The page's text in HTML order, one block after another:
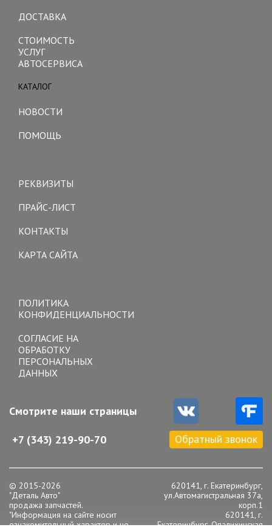
ДОСТАВКА
СТОИМОСТЬ
УСЛУГ
АВТОСЕРВИСА
КАТАЛОГ
НОВОСТИ
ПОМОЩЬ
РЕКВИЗИТЫ
ПРАЙС-ЛИСТ
КОНТАКТЫ
КАРТА САЙТА
ПОЛИТИКА
КОНФИДЕНЦИАЛЬНОСТИ
СОГЛАСИЕ НА
ОБРАБОТКУ
ПЕРСОНАЛЬНЫХ
ДАННЫХ
Смотрите наши страницы
+7 (343) 219-90-70 Обратный звонок
© 2015-2026
"Деталь Авто"
продажа запчастей.
"Информация на сайте носит
ознакомительный характер и не
620141, г. Екатеринбург,
ул.Автомагистральная 37а,
корп.1
620141, г.
Екатеринбург, Опалихинская